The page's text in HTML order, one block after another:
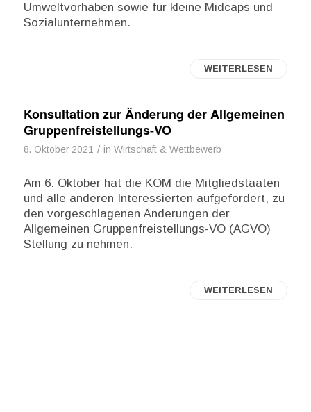
Umweltvorhaben sowie für kleine Midcaps und
Sozialunternehmen.
WEITERLESEN
Konsultation zur Änderung der Allgemeinen
Gruppenfreistellungs-VO
8. Oktober 2021 / in Wirtschaft & Wettbewerb
Am 6. Oktober hat die KOM die Mitgliedstaaten
und alle anderen Interessierten aufgefordert, zu
den vorgeschlagenen Änderungen der
Allgemeinen Gruppenfreistellungs-VO (AGVO)
Stellung zu nehmen.
WEITERLESEN